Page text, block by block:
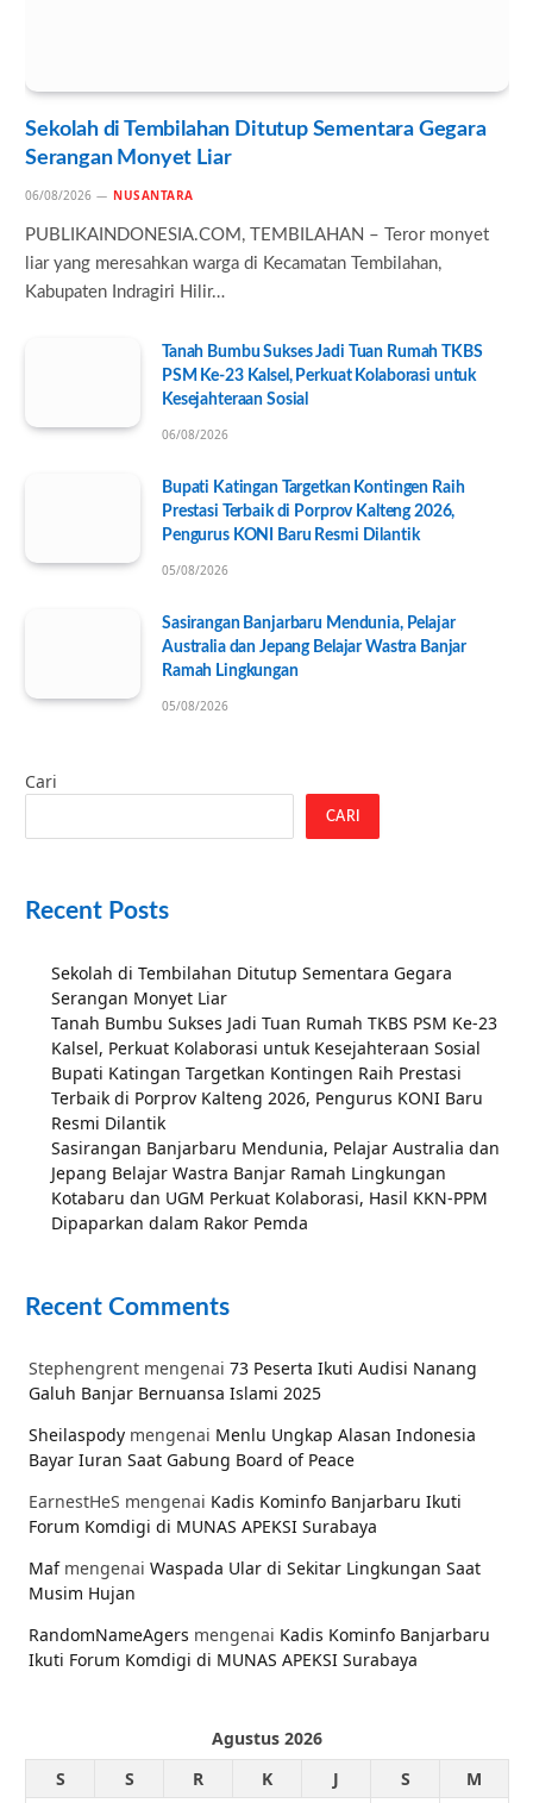
Sekolah di Tembilahan Ditutup Sementara Gegara
Serangan Monyet Liar
06/08/2026 NUSANTARA
PUBLIKAINDONESIA.COM, TEMBILAHAN – Teror monyet
liar yang meresahkan warga di Kecamatan Tembilahan,
Kabupaten Indragiri Hilir…
Tanah Bumbu Sukses Jadi Tuan Rumah TKBS
PSM Ke-23 Kalsel, Perkuat Kolaborasi untuk
Kesejahteraan Sosial
06/08/2026
Bupati Katingan Targetkan Kontingen Raih
Prestasi Terbaik di Porprov Kalteng 2026,
Pengurus KONI Baru Resmi Dilantik
05/08/2026
Sasirangan Banjarbaru Mendunia, Pelajar
Australia dan Jepang Belajar Wastra Banjar
Ramah Lingkungan
05/08/2026
Cari
CARI
Recent Posts
Sekolah di Tembilahan Ditutup Sementara Gegara
Serangan Monyet Liar
Tanah Bumbu Sukses Jadi Tuan Rumah TKBS PSM Ke-23
Kalsel, Perkuat Kolaborasi untuk Kesejahteraan Sosial
Bupati Katingan Targetkan Kontingen Raih Prestasi
Terbaik di Porprov Kalteng 2026, Pengurus KONI Baru
Resmi Dilantik
Sasirangan Banjarbaru Mendunia, Pelajar Australia dan
Jepang Belajar Wastra Banjar Ramah Lingkungan
Kotabaru dan UGM Perkuat Kolaborasi, Hasil KKN-PPM
Dipaparkan dalam Rakor Pemda
Recent Comments
Stephengrent mengenai 73 Peserta Ikuti Audisi Nanang
Galuh Banjar Bernuansa Islami 2025
Sheilaspody mengenai Menlu Ungkap Alasan Indonesia
Bayar Iuran Saat Gabung Board of Peace
EarnestHeS mengenai Kadis Kominfo Banjarbaru Ikuti
Forum Komdigi di MUNAS APEKSI Surabaya
Mafmengenai Waspada Ular di Sekitar Lingkungan Saat
Musim Hujan
RandomNameAgers mengenai Kadis Kominfo Banjarbaru
Ikuti Forum Komdigi di MUNAS APEKSI Surabaya
Agustus 2026
S
S R K J S M